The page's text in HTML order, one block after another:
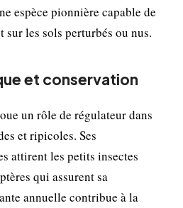
espèce pionnière capable de
les sols perturbés ou nus.
et conservation
un rôle de régulateur dans
et ripicoles. Ses
attirent les petits insectes
qui assurent sa
annuelle contribue à la